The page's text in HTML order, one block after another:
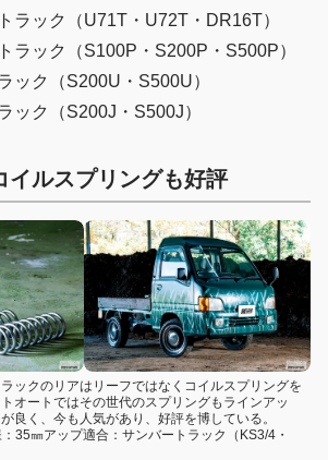
ク（U71T・U72T・DR16T）
ク（S100P・S200P・S500P）
（S200U・S500U）
（S200J・S500J）
イルスプリングも好評
ックのリアはリーフではなくコイルスプリングを
オートではその世代のスプリングもラインアッ
良く、今も人気があり、好評を博している。
35㎜アップ適合：サンバートラック（KS3/4・